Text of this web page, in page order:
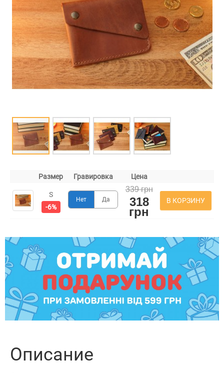
Размер Гравировка Цена
S
-6%
Нет Да
339 грн
318
грн
В КОРЗИНУ
Описание